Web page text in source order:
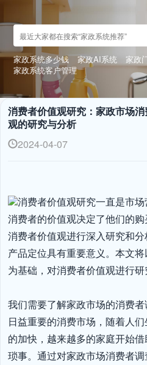
家政系统多少钱 家政AI系统 家政
家政系统客户管理
消费者价值观研究：家政市场
观的研究与分析
2024-04-07
消费者价值观研究一直是市场
消费者的价值观决定了他们的
消费者价值观进行深入研究和
产品定位具有重要意义。本文
为基础，对消费者价值观进行研
我们需要了解家政市场的消费
日益重要的消费市场，随着人
的加快，越来越多的家庭开始借
琐事。通过对家政市场消费者